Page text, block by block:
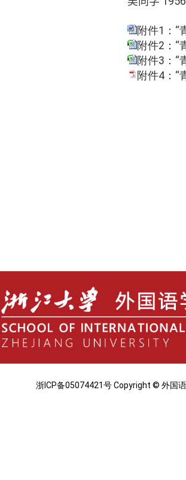
附件1：“
附件2：“
附件3：“
附件4：“
浙ICP备05074421号 Copyright © 外国